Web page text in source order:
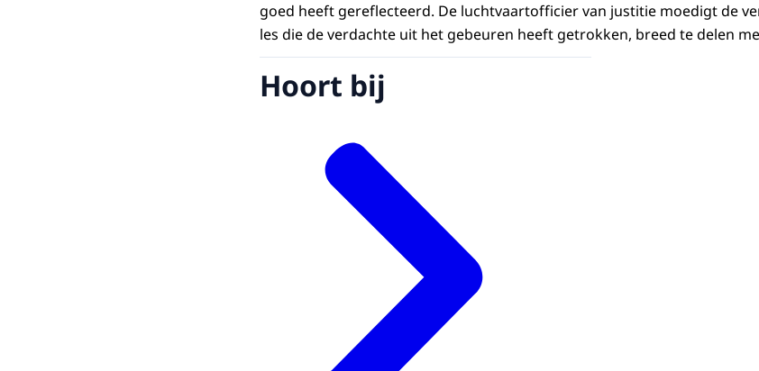
goed heeft gereflecteerd. De luchtvaartofficier van justitie moedigt de
les die de verdachte uit het gebeuren heeft getrokken, breed te delen
Hoort bij